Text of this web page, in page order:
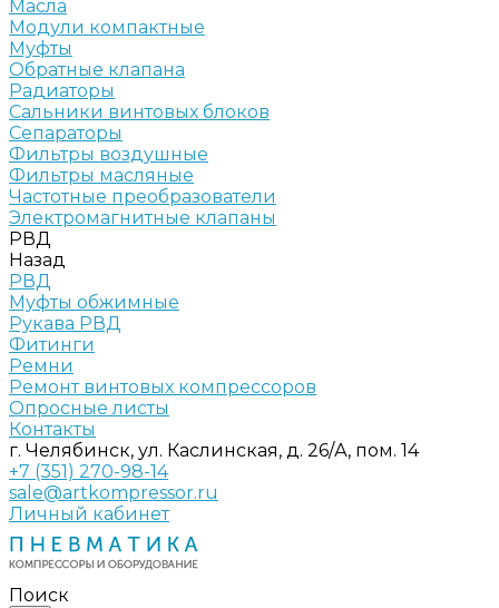
Масла
Модули компактные
Муфты
Обратные клапана
Радиаторы
Сальники винтовых блоков
Сепараторы
Фильтры воздушные
Фильтры масляные
Частотные преобразователи
Электромагнитные клапаны
РВД
Назад
РВД
Муфты обжимные
Рукава РВД
Фитинги
Ремни
Ремонт винтовых компрессоров
Опросные листы
Контакты
г. Челябинск, ул. Каслинская, д. 26/А, пом. 14
+7 (351) 270-98-14
sale@artkompressor.ru
Личный кабинет
Поиск